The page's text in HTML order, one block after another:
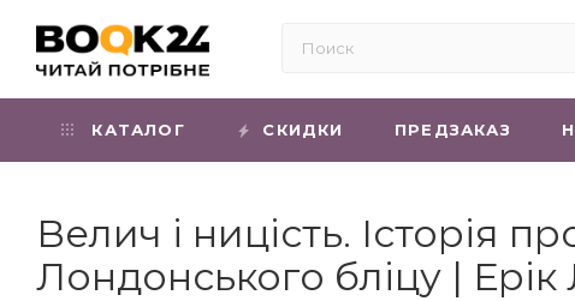
КАТАЛОГ СКИДКИ ПРЕДЗАКАЗ
Велич і ницість. Історія
Лондонського бліцу |